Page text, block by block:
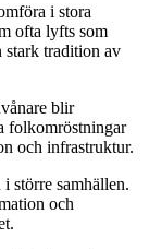
i stora
ofta lyfts som
stark tradition av
blir
folkomröstningar
och infrastruktur.
större samhällen.
och